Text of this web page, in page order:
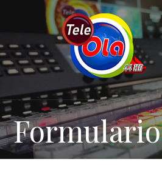
Formulario